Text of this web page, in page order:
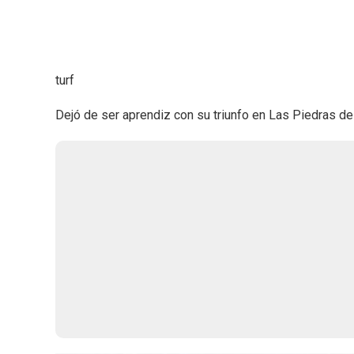
turf
Dejó de ser aprendiz con su triunfo en Las Piedras